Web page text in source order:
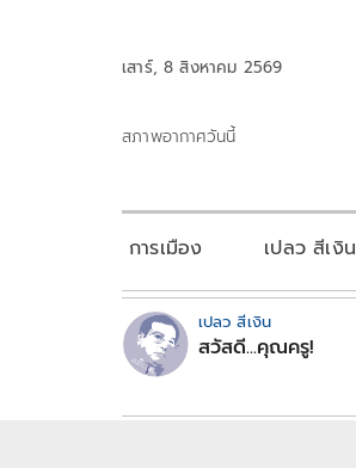
เสาร์, 8 สิงหาคม 2569
สภาพอากาศวันนี้
การเมือง เปลว สีเงิน
เปลว สีเงิน
สวัสดี...คุณครู!